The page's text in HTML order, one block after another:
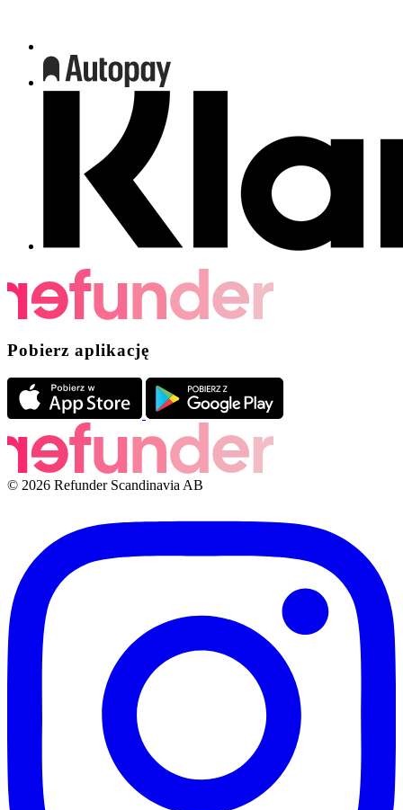
Pobierz aplikację
© 2026 Refunder Scandinavia AB